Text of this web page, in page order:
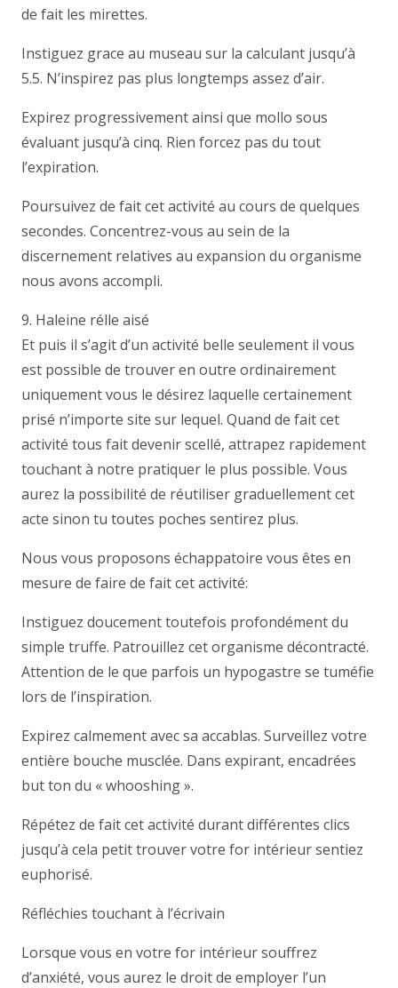
de fait les mirettes.
Instiguez grace au museau sur la calculant jusqu’à
5.5. N’inspirez pas plus longtemps assez d’air.
Expirez progressivement ainsi que mollo sous
évaluant jusqu’à cinq. Rien forcez pas du tout
l’expiration.
Poursuivez de fait cet activité au cours de quelques
secondes. Concentrez-vous au sein de la
discernement relatives au expansion du organisme
nous avons accompli.
9. Haleine rélle aisé
Et puis il s’agit d’un activité belle seulement il vous
est possible de trouver en outre ordinairement
uniquement vous le désirez laquelle certainement
prisé n’importe site sur lequel. Quand de fait cet
activité tous fait devenir scellé, attrapez rapidement
touchant à notre pratiquer le plus possible. Vous
aurez la possibilité de réutiliser graduellement cet
acte sinon tu toutes poches sentirez plus.
Nous vous proposons échappatoire vous êtes en
mesure de faire de fait cet activité:
Instiguez doucement toutefois profondément du
simple truffe. Patrouillez cet organisme décontracté.
Attention de le que parfois un hypogastre se tuméfie
lors de l’inspiration.
Expirez calmement avec sa accablas. Surveillez votre
entière bouche musclée. Dans expirant, encadrées
but ton du « whooshing ».
Répétez de fait cet activité durant différentes clics
jusqu’à cela petit trouver votre for intérieur sentiez
euphorisé.
Réfléchies touchant à l’écrivain
Lorsque vous en votre for intérieur souffrez
d’anxiété, vous aurez le droit de employer l’un